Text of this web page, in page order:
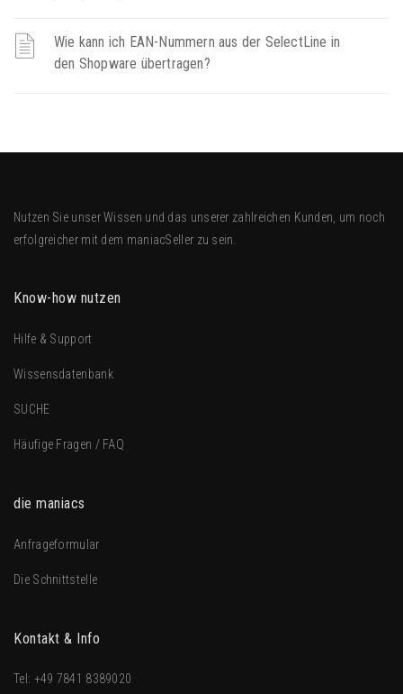
Wie kann ich EAN-Nummern aus der SelectLine in
den Shopware übertragen?
Nutzen Sie unser Wissen und das unserer zahlreichen Kunden, um noch
erfolgreicher mit dem maniacSeller zu sein.
Know-how nutzen
Hilfe & Support
Wissensdatenbank
SUCHE
Häufige Fragen / FAQ
die maniacs
Anfrageformular
Die Schnittstelle
Kontakt & Info
Tel: +49 7841 8389020